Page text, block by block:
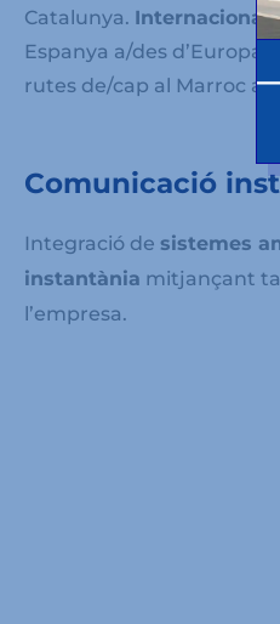
Catalunya. Internacional
Espanya a/des d’Europa.
rutes de/cap al Marroc a/
Comunicació
Integració de sistemes
instantània mitjançant
l’empresa.